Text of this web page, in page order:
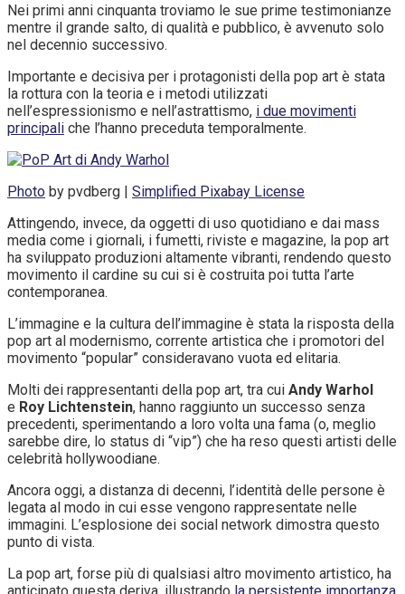
Nei primi anni cinquanta troviamo le sue prime testimonianze
mentre il grande salto, di qualità e pubblico, è avvenuto solo
nel decennio successivo.
Importante e decisiva per i protagonisti della pop art è stata
la rottura con la teoria e i metodi utilizzati
nell’espressionismo e nell’astrattismo, i due movimenti
principali che l’hanno preceduta temporalmente.
Photo by pvdberg | Simplified Pixabay License
Attingendo, invece, da oggetti di uso quotidiano e dai mass
media come i giornali, i fumetti, riviste e magazine, la pop art
ha sviluppato produzioni altamente vibranti, rendendo questo
movimento il cardine su cui si è costruita poi tutta l’arte
contemporanea.
L’immagine e la cultura dell’immagine è stata la risposta della
pop art al modernismo, corrente artistica che i promotori del
movimento “popular” consideravano vuota ed elitaria.
Molti dei rappresentanti della pop art, tra cui Andy Warhol
e Roy Lichtenstein, hanno raggiunto un successo senza
precedenti, sperimentando a loro volta una fama (o, meglio
sarebbe dire, lo status di “vip”) che ha reso questi artisti delle
celebrità hollywoodiane.
Ancora oggi, a distanza di decenni, l’identità delle persone è
legata al modo in cui esse vengono rappresentate nelle
immagini. L’esplosione dei social network dimostra questo
punto di vista.
La pop art, forse più di qualsiasi altro movimento artistico, ha